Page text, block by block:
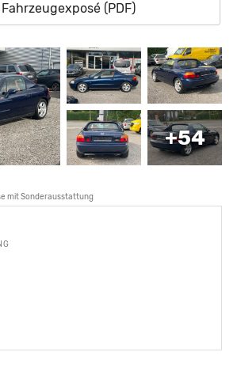
Fahrzeugexposé (PDF)
+54
mit Sonderausstattung